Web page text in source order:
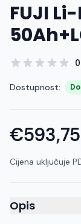
FUJI
0
Dostupnost:
€593,75
Cijena uključuje
Opis